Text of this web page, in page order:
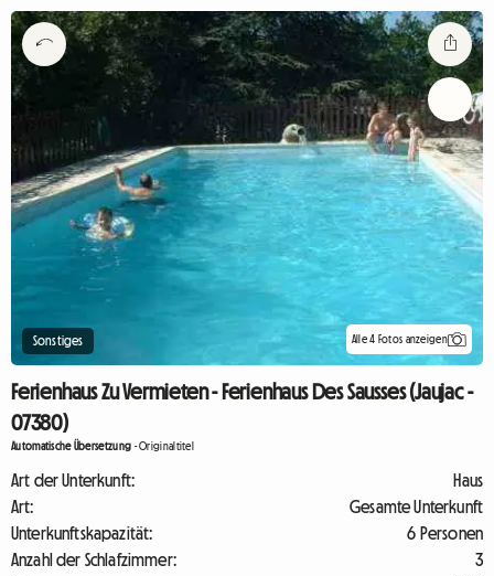
Sonstiges Alle 4 Fotos anzeigen
Ferienhaus Zu Vermieten - Ferienhaus Des Sausses (Jaujac -
07380)
Automatische Übersetzung -Originaltitel
Art der Unterkunft:
Haus
Art:
Gesamte Unterkunft
Unterkunftskapazität:
6 Personen
Anzahl der Schlafzimmer:
3